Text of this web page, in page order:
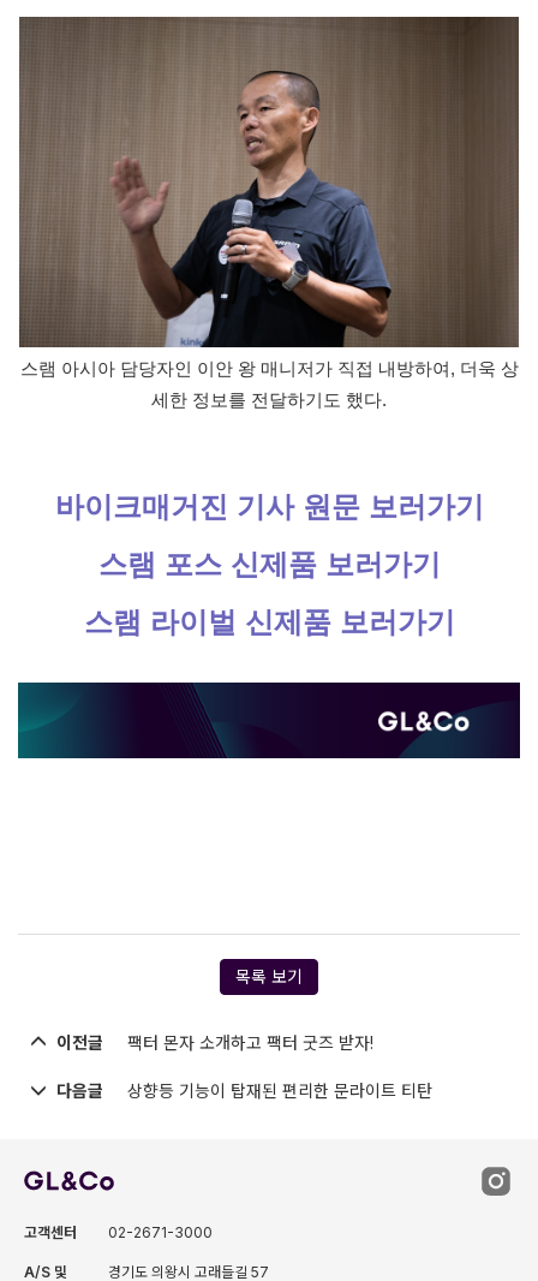
스램 아시아 담당자인 이안 왕 매니저가 직접 내방하여, 더욱 상
세한 정보를 전달하기도 했다.
바이크매거진 기사 원문 보러가기
스램 포스 신제품 보러가기
스램 라이벌 신제품 보러가기
목록 보기
이전글 팩터 몬자 소개하고 팩터 굿즈 받자!
다음글 상향등 기능이 탑재된 편리한 문라이트 티탄
고객센터 02-2671-3000
A/S 및 경기도 의왕시 고래들길 57